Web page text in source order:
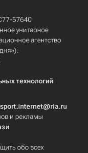
57640
унитарное
агентство
технологий
и рекламы
обо всех